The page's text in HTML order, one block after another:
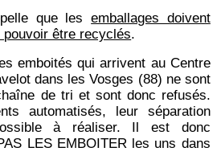
que lesemballages doivent
être recyclés.
emboités qui arrivent au Centre
dans les Vosges (88) ne sont
de tri et sont donc refusés.
automatisés, leur séparation
à réaliser. Il est donc
LES EMBOITER les uns dans